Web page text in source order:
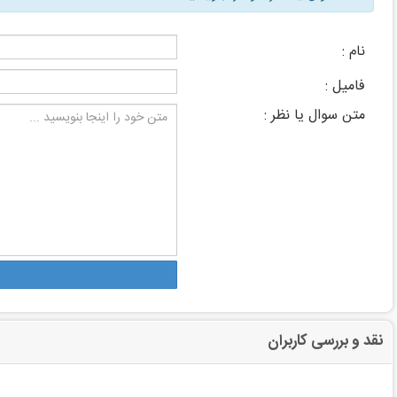
نام :
فامیل :
متن سوال یا نظر :
نقد و بررسی کاربران